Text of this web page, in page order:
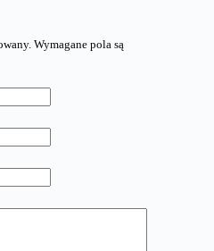
Wymagane pola są